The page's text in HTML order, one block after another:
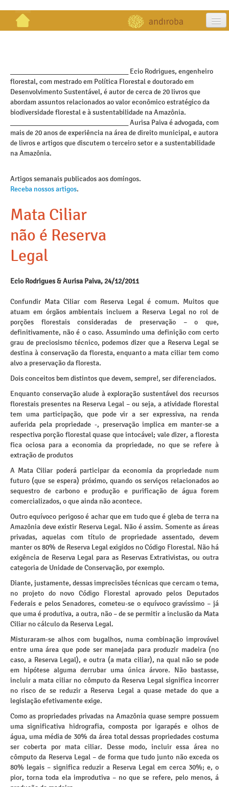
publicações
galeria
contato
_________________________________ Ecio Rodrigues, engenheiro
florestal, com mestrado em Política Florestal e doutorado em
Desenvolvimento Sustentável, é autor de cerca de 20 livros que
abordam assuntos relacionados ao valor econômico estratégico da
biodiversidade florestal e à sustentabilidade na Amazônia.
_________________________________ Aurisa Paiva é advogada, com
mais de 20 anos de experiência na área de direito municipal, e autora
de livros e artigos que discutem o terceiro setor e a sustentabilidade
na Amazônia.
Artigos semanais publicados aos domingos.
Receba nossos artigos.
Mata Ciliar
não é Reserva
Legal
Ecio Rodrigues & Aurisa Paiva, 24/12/2011
Confundir Mata Ciliar com Reserva Legal é comum. Muitos que
atuam em órgãos ambientais incluem a Reserva Legal no rol de
porções florestais consideradas de preservação – o que,
definitivamente, não é o caso. Assumindo uma definição com certo
grau de preciosismo técnico, podemos dizer que a Reserva Legal se
destina à conservação da floresta, enquanto a mata ciliar tem como
alvo a preservação da floresta.
Dois conceitos bem distintos que devem, sempre!, ser diferenciados.
Enquanto conservação alude à exploração sustentável dos recursos
florestais presentes na Reserva Legal – ou seja, a atividade florestal
tem uma participação, que pode vir a ser expressiva, na renda
auferida pela propriedade -, preservação implica em manter-se a
respectiva porção florestal quase que intocável; vale dizer, a floresta
fica ociosa para a economia da propriedade, no que se refere à
extração de produtos
A Mata Ciliar poderá participar da economia da propriedade num
futuro (que se espera) próximo, quando os serviços relacionados ao
sequestro de carbono e produção e purificação de água forem
comercializados, o que ainda não acontece.
Outro equívoco perigoso é achar que em tudo que é gleba de terra na
Amazônia deve existir Reserva Legal. Não é assim. Somente as áreas
privadas, aquelas com título de propriedade assentado, devem
manter os 80% de Reserva Legal exigidos no Código Florestal. Não há
exigência de Reserva Legal para as Reservas Extrativistas, ou outra
categoria de Unidade de Conservação, por exemplo.
Diante, justamente, dessas imprecisões técnicas que cercam o tema,
no projeto do novo Código Florestal aprovado pelos Deputados
Federais e pelos Senadores, cometeu-se o equívoco gravíssimo – já
que uma é produtiva, a outra, não – de se permitir a inclusão da Mata
Ciliar no cálculo da Reserva Legal.
Misturaram-se alhos com bugalhos, numa combinação improvável
entre uma área que pode ser manejada para produzir madeira (no
caso, a Reserva Legal), e outra (a mata ciliar), na qual não se pode
em hipótese alguma derrubar uma única árvore. Não bastasse,
incluir a mata ciliar no cômputo da Reserva Legal significa incorrer
no risco de se reduzir a Reserva Legal a quase metade do que a
legislação efetivamente exige.
Como as propriedades privadas na Amazônia quase sempre possuem
uma significativa hidrografia, composta por igarapés e olhos de
água, uma média de 30% da área total dessas propriedades costuma
ser coberta por mata ciliar. Desse modo, incluir essa área no
cômputo da Reserva Legal – de forma que tudo junto não exceda os
80% legais – significa reduzir a Reserva Legal em cerca 30%; e, o
pior, torna toda ela improdutiva – no que se refere, pelo menos, á